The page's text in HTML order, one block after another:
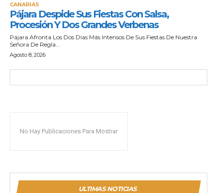
CANARIAS
Pájara Despide Sus Fiestas Con Salsa,
Procesión Y Dos Grandes Verbenas
Pájara Afronta Los Dos Días Más Intensos De Sus Fiestas De Nuestra
Señora De Regla...
Agosto 8, 2026
No Hay Publicaciones Para Mostrar
ULTIMAS NOTICIAS